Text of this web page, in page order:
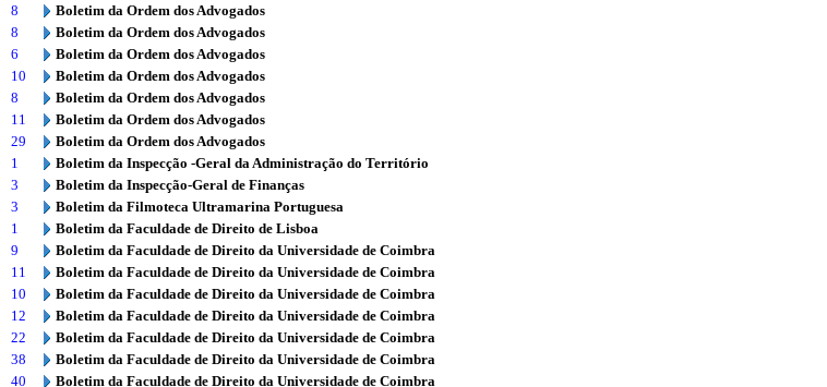
8
Boletim da Ordem dos Advogados
8
Boletim da Ordem dos Advogados
6
Boletim da Ordem dos Advogados
10
Boletim da Ordem dos Advogados
8
Boletim da Ordem dos Advogados
11
Boletim da Ordem dos Advogados
29
Boletim da Ordem dos Advogados
1
Boletim da Inspecção -Geral da Administração do Território
3
Boletim da Inspecção-Geral de Finanças
3
Boletim da Filmoteca Ultramarina Portuguesa
1
Boletim da Faculdade de Direito de Lisboa
9
Boletim da Faculdade de Direito da Universidade de Coimbra
11
Boletim da Faculdade de Direito da Universidade de Coimbra
10
Boletim da Faculdade de Direito da Universidade de Coimbra
12
Boletim da Faculdade de Direito da Universidade de Coimbra
22
Boletim da Faculdade de Direito da Universidade de Coimbra
38
Boletim da Faculdade de Direito da Universidade de Coimbra
40
Boletim da Faculdade de Direito da Universidade de Coimbra